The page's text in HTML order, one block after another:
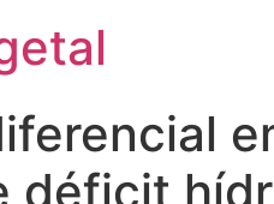
déficit